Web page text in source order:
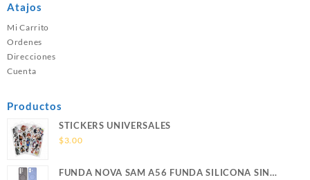
Atajos
Mi Carrito
Ordenes
Direcciones
Cuenta
Productos
STICKERS UNIVERSALES
$3.00
FUNDA NOVA SAM A56 FUNDA SILICONA SIN